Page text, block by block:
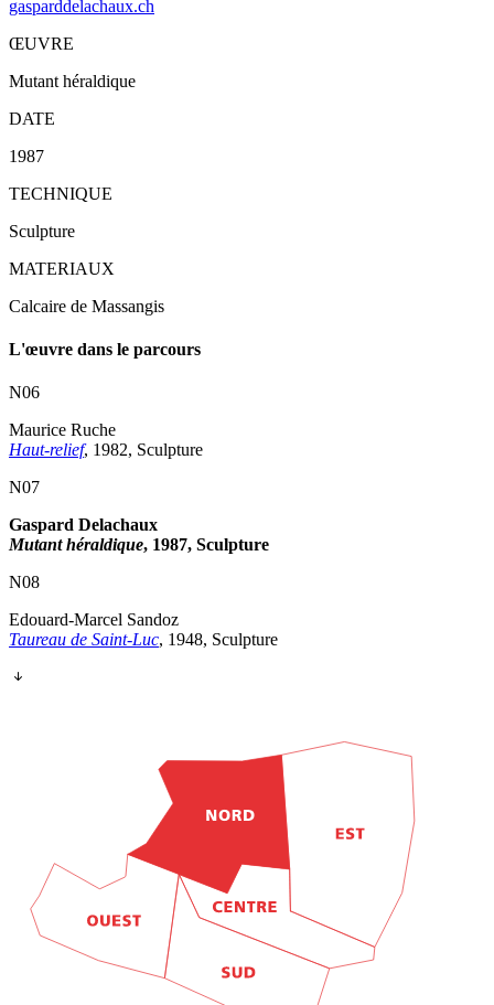
gasparddelachaux.ch
ŒUVRE
Mutant héraldique
DATE
1987
TECHNIQUE
Sculpture
MATERIAUX
Calcaire de Massangis
L'œuvre dans le parcours
N06
Maurice Ruche
Haut-relief, 1982, Sculpture
N07
Gaspard Delachaux
Mutant héraldique, 1987, Sculpture
N08
Edouard-Marcel Sandoz
Taureau de Saint-Luc, 1948, Sculpture